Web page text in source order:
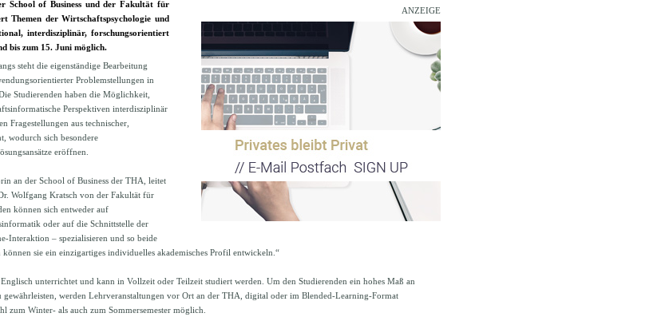
ANZEIGE
School of Business und der Fakultät für
Themen der Wirtschaftspsychologie und
interdisziplinär, forschungsorientiert
bis zum 15. Juni möglich.
steht die eigenständige Bearbeitung
Problemstellungen in
Studierenden haben die Möglichkeit,
Perspektiven interdisziplinär
Fragestellungen aus technischer,
wodurch sich besondere
eröffnen.
an der School of Business der THA, leitet
Wolfgang Kratsch von der Fakultät für
können sich entweder auf
oder auf die Schnittstelle der
Interaktion – spezialisieren und so beide
sie ein einzigartiges individuelles akademisches Profil entwickeln.“
unterrichtet und kann in Vollzeit oder Teilzeit studiert werden. Um den Studierenden ein hohes Maß an
werden Lehrveranstaltungen vor Ort an der THA, digital oder im Blended-Learning-Format
zum Winter- als auch zum Sommersemester möglich.